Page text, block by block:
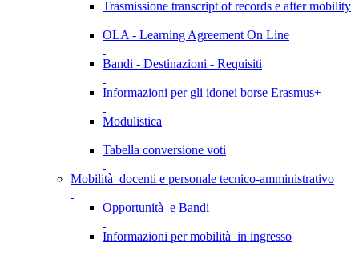
Trasmissione transcript of records e after mobility
OLA - Learning Agreement On Line
Bandi - Destinazioni - Requisiti
Informazioni per gli idonei borse Erasmus+
Modulistica
Tabella conversione voti
Mobilità docenti e personale tecnico-amministrativo
Opportunità e Bandi
Informazioni per mobilità in ingresso